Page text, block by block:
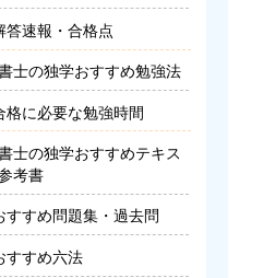
答速報・合格点
士の独学おすすめ勉強法
格に必要な勉強時間
士の独学おすすめテキス
考書
すすめ問題集・過去問
すすめ六法